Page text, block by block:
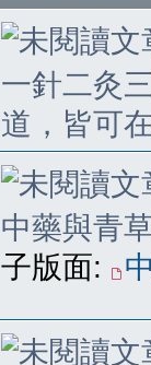
一針二灸
道，皆可
中藥與青
子版面: